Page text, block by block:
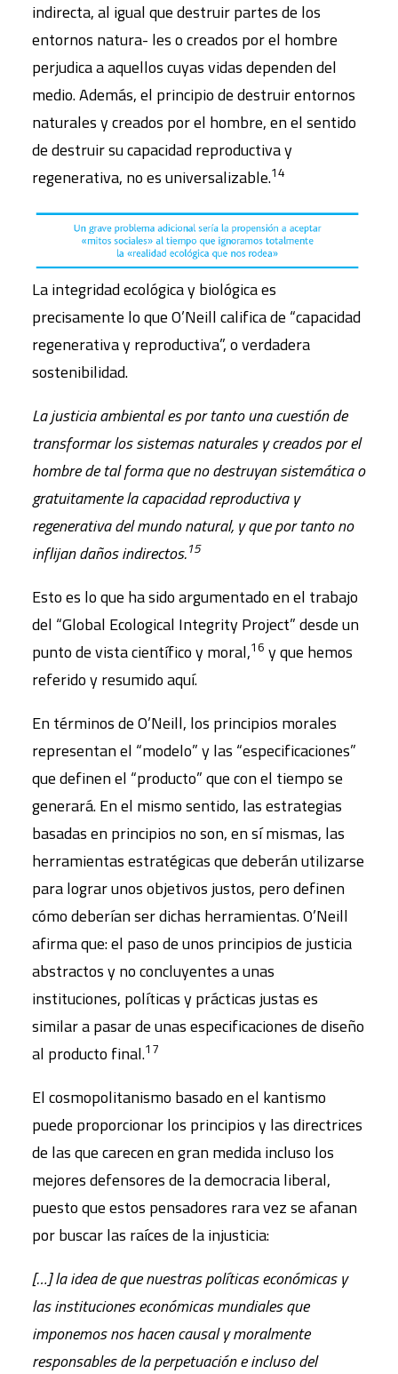
indirecta, al igual que destruir partes de los
entornos natura- les o creados por el hombre
perjudica a aquellos cuyas vidas dependen del
medio. Además, el principio de destruir entornos
naturales y creados por el hombre, en el sentido
de destruir su capacidad reproductiva y
regenerativa, no es universalizable.14
La integridad ecológica y biológica es
precisamente lo que O’Neill califica de “capacidad
regenerativa y reproductiva”, o verdadera
sostenibilidad.
La justicia ambiental es por tanto una cuestión de
transformar los sistemas naturales y creados por el
hombre de tal forma que no destruyan sistemática o
gratuitamente la capacidad reproductiva y
regenerativa del mundo natural, y que por tanto no
inflijan daños indirectos.15
Esto es lo que ha sido argumentado en el trabajo
del “Global Ecological Integrity Project” desde un
punto de vista científico y moral,16 y que hemos
referido y resumido aquí.
En términos de O’Neill, los principios morales
representan el “modelo” y las “especificaciones”
que definen el “producto” que con el tiempo se
generará. En el mismo sentido, las estrategias
basadas en principios no son, en sí mismas, las
herramientas estratégicas que deberán utilizarse
para lograr unos objetivos justos, pero definen
cómo deberían ser dichas herramientas. O’Neill
afirma que: el paso de unos principios de justicia
abstractos y no concluyentes a unas
instituciones, políticas y prácticas justas es
similar a pasar de unas especificaciones de diseño
al producto final.17
El cosmopolitanismo basado en el kantismo
puede proporcionar los principios y las directrices
de las que carecen en gran medida incluso los
mejores defensores de la democracia liberal,
puesto que estos pensadores rara vez se afanan
por buscar las raíces de la injusticia:
[…] la idea de que nuestras políticas económicas y
las instituciones económicas mundiales que
imponemos nos hacen causal y moralmente
responsables de la perpetuación e incluso del